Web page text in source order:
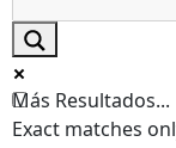
Más Resultados...
Exact matches